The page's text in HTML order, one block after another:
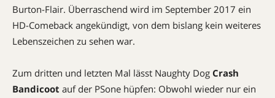
Burton-Flair. Überraschend wird im September 2017 ein
HD-Comeback angekündigt, von dem bislang kein weiteres
Lebenszeichen zu sehen war.
Zum dritten und letzten Mal lässt Naughty Dog Crash
Bandicoot auf der PSone hüpfen: Obwohl wieder nur ein